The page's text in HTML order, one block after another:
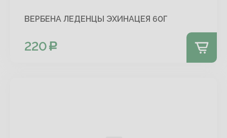
ВЕРБЕНА ЛЕДЕНЦЫ ЭХИНАЦЕЯ 60Г
220